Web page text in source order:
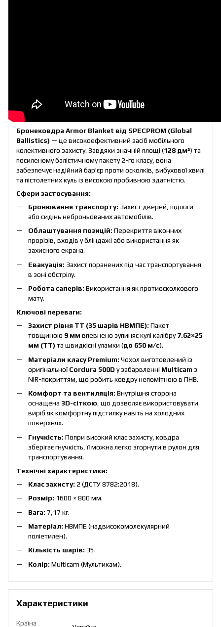
Бронековдра Armor Blanket від SPECPROM (Global
Ballistics) — це високоефективний засіб мобільного
колективного захисту. Завдяки значній площі (128 дм²) та
посиленому балістичному пакету 2-го класу, вона
забезпечує надійний бар'єр проти осколків, вибухової хвилі
та пістолетних куль із високою пробивною здатністю.
Сфери застосування:
Бронювання транспорту: Захист дверей, підлоги
або сидінь неброньованих автомобілів.
Облаштування позицій: Перекриття віконних
прорізів, входів у бліндажі або використання як
захисного екрана.
Евакуація: Захист поранених під час транспортування
в зоні обстрілу.
Робота саперів: Використання як протиосколкового
мату.
Ключові переваги:
Захист рівня ТТ (35 шарів НВМПЕ): Пакет
товщиною 9 мм впевнено зупиняє кулі калібру7.62×25
мм (ТТ) та швидкісні уламки (до 650 м/с).
Матеріали класу Premium: Чохол виготовлений із
оригінальної Cordura 500D у забарвленні Multicam з
NIR-покриттям, що робить ковдру непомітною в ПНВ.
Комфорт та вентиляція: Внутрішня сторона
оснащена 3D-сіткою , що дозволяє використовувати
виріб як комфортну підстилку навіть на холодних
поверхнях.
Гнучкість: Попри високий клас захисту, ковдра
зберігає гнучкість, її можна легко згорнути в рулон для
транспортування.
Технічні характеристики:
Клас захисту: 2 (ДСТУ 8782:2018).
Розмір: 1600 × 800 мм.
Вага: 7,17 кг.
Матеріал: НВМПЕ (надвисокомолекулярний
поліетилен).
Кількість шарів: 35.
Колір: Multicam (Мультикам).
Характеристики
Країна